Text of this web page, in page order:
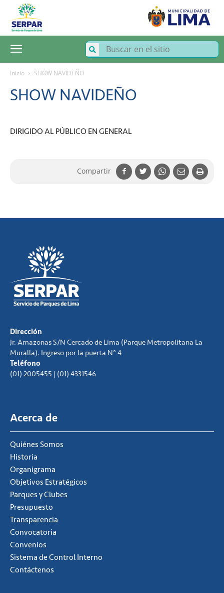
SERPAR
Servicio
de
Parques
Inicio SHOW NAVIDEÑO
SHOW NAVIDEÑO
DIRIGIDO AL PÚBLICO EN GENERAL
Compartir
Dirección
Jr. Amazonas S/N Cercado de Lima (Parque Metropolitana La
Muralla). Ingreso por la puerta N° 4
Teléfono
(01) 2005455 | (01) 4331546
Acerca de
Quiénes Somos
Historia
Organigrama
Objetivos Estratégicos
Parques y Clubes
Presupuesto
Transparencia
Convocatoria
Convenios
Sistema de Control Interno
Contáctenos